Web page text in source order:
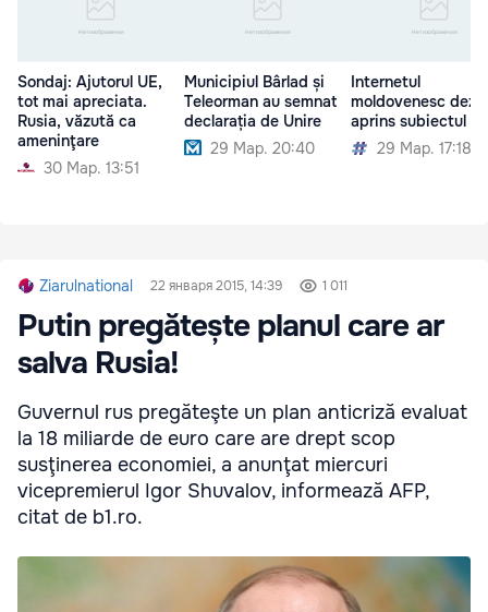
Sondaj: Ajutorul UE,
tot mai apreciata.
Rusia, văzută ca
ameninţare
30 Мар. 13:51
Municipiul Bârlad și
Teleorman au semnat
declarația de Unire
29 Мар. 20:40
Internetul
moldovenesc
aprins subiectul
29 Мар. 17:18
Ziarulnational 22 января 2015, 14:39 1 011
Putin pregătește planul care ar
salva Rusia!
Guvernul rus pregăteşte un plan anticriză evaluat
la 18 miliarde de euro care are drept scop
susţinerea economiei, a anunţat miercuri
vicepremierul Igor Shuvalov, informează AFP,
citat de b1.ro.